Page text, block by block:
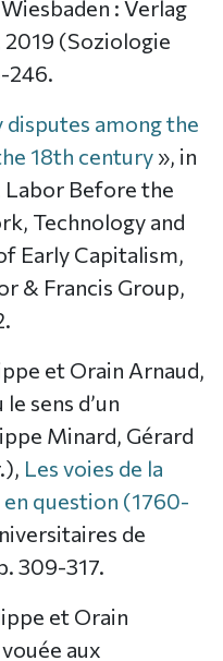
: Verlag
(Soziologie
246.
disputes among the
18th century », in
Labor Before the
Technology and
Early Capitalism,
& Francis Group,
et Orain Arnaud,
sens d’un
Minard, Gérard
Les voies de la
en question (1760-
de
309-317.
et Orain
aux